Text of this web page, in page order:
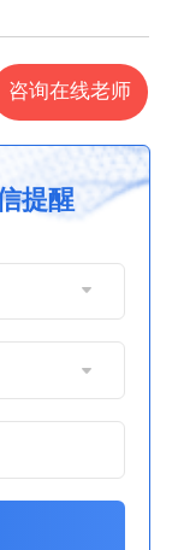
咨询在线老师
提醒